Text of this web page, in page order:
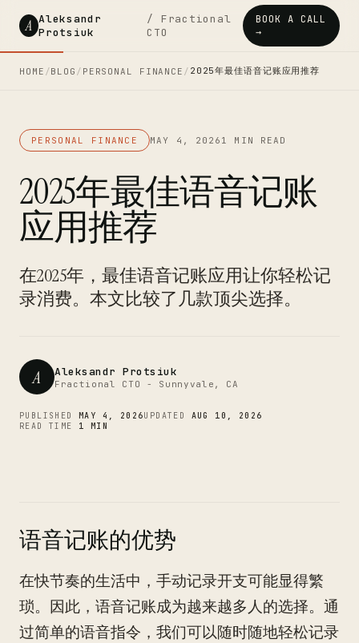
A Aleksandr
Protsiuk
/ Fractional
CTO
BOOK A CALL
→
HOME /BLOG / PERSONAL FINANCE / 2025年最佳语音记账应用推荐
PERSONAL FINANCE MAY 4, 2026 1 MIN READ
2025年最佳语音记账
应用推荐
在2025年，最佳语音记账应用让你轻松记
录消费。本文比较了几款顶尖选择。
A Aleksandr Protsiuk
Fractional CTO - Sunnyvale, CA
PUBLISHED MAY 4, 2026UPDATED AUG 10, 2026
READ TIME 1 MIN
语音记账的优势
在快节奏的生活中，手动记录开支可能显得繁
琐。因此，语音记账成为越来越多人的选择。通
过简单的语音指令，我们可以随时随地轻松记录